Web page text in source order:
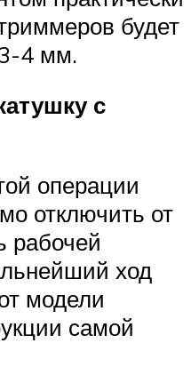
будет
4 мм.
с
операции
отключить от
рабочей
ход
модели
самой